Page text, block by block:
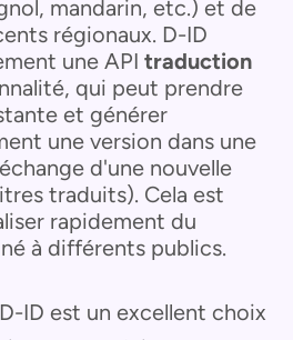
mandarin, etc.) et de
régionaux. D-ID
une API traduction
qui peut prendre
et générer
une version dans une
d'une nouvelle
traduits). Cela est
rapidement du
à différents publics.
D-ID est un excellent choix